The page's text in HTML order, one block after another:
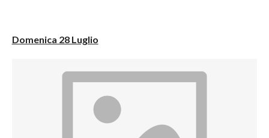
Domenica 28 Luglio